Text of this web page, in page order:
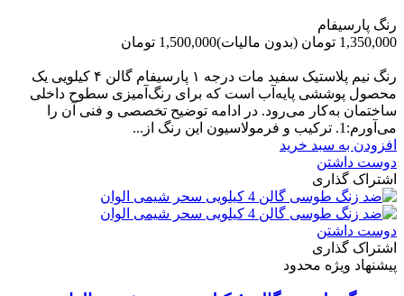
رنگ پارسیفام
1,350,000 تومان
(بدون مالیات)1,500,000 تومان
رنگ نیم‌ پلاستیک سفید مات درجه ۱ پارسیفام گالن ۴ کیلویی یک
محصول پوششی پایه‌آب است که برای رنگ‌آمیزی سطوح داخلی
ساختمان به‌کار می‌رود. در ادامه توضیح تخصصی و فنی آن را
می‌آورم:1. ترکیب و فرمولاسیون این رنگ از...
افزودن به سبد خرید
دوست داشتن
اشتراک گذاری
دوست داشتن
اشتراک گذاری
پیشنهاد ویژه محدود